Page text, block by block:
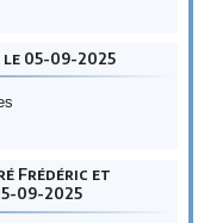
le 05-09-2025
Frédéric et
09-2025